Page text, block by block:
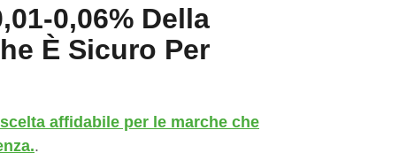
0,06% Della
È Sicuro Per
affidabile per le marche che
.